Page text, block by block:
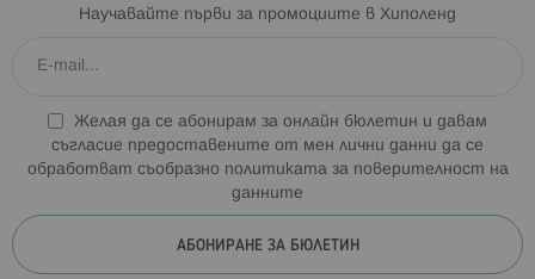
Научавайте първи за промоциите в Хиполенд
Желая да се абонирам за онлайн бюлетин и давам
съгласие предоставените от мен лични данни да се
обработват съобразно политиката за поверителност на
данните
АБОНИРАНЕ ЗА БЮЛЕТИН